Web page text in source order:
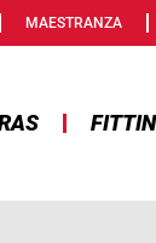
MAESTRANZA